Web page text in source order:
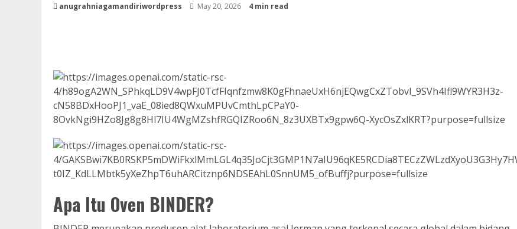
anugrahniagamandiriwordpress May 20, 2026 4 min read
Apa Itu Oven BINDER?